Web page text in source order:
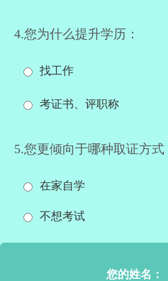
4.您为什么提升学历：
找工作
考证书、评职称
5.您更倾向于哪种取证方式
在家自学
不想考试
您的姓名：